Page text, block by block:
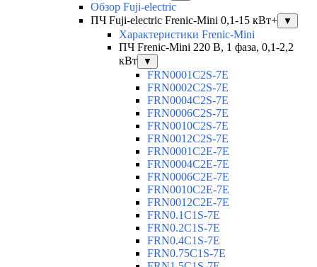
Обзор Fuji-electric
ПЧ Fuji-electric Frenic-Mini 0,1-15 кВт+
▼
Характеристики Frenic-Mini
ПЧ Frenic-Mini 220 В, 1 фаза, 0,1-2,2
кВт
▼
FRN0001C2S-7E
FRN0002C2S-7E
FRN0004C2S-7E
FRN0006C2S-7E
FRN0010C2S-7E
FRN0012C2S-7E
FRN0001C2E-7E
FRN0004C2E-7E
FRN0006C2E-7E
FRN0010C2E-7E
FRN0012C2E-7E
FRN0.1C1S-7E
FRN0.2C1S-7E
FRN0.4C1S-7E
FRN0.75C1S-7E